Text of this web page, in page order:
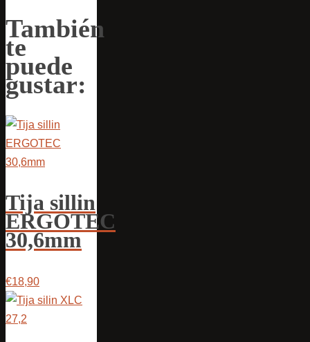
También
te
puede
gustar:
Tija sillin
ERGOTEC
30,6mm
€18,90